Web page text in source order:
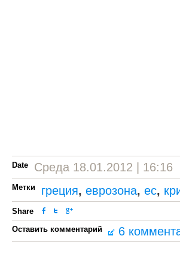
Date Среда 18.01.2012 | 16:16
Метки греция, еврозона, ес,
Share
Оставить комментарий
6